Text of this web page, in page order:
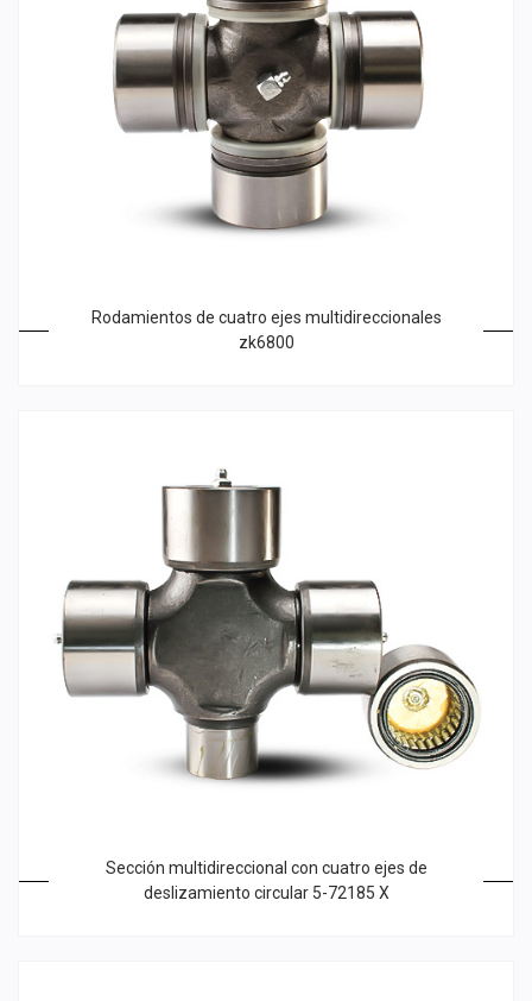
Rodamientos de cuatro ejes multidireccionales
zk6800
Sección multidireccional con cuatro ejes de
deslizamiento circular 5-72185 X